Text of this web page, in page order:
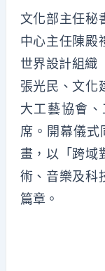
文化部主任秘
中心主任陳殿
世界設計組織
張光民、文化
大工藝協會
席。開幕儀式
畫，以「跨域
術、音樂及科
篇章。